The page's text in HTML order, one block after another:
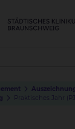
Praktisches Jahr (PJ)